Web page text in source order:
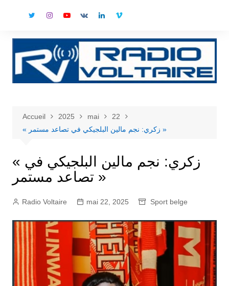
Accueil 2025 mai
22
« زكري: نجم مالين البلجيكي في تصاعد مستمر »
« زكري: نجم مالين البلجيكي في
تصاعد مستمر »
Radio Voltaire mai 22, 2025 Sport belge